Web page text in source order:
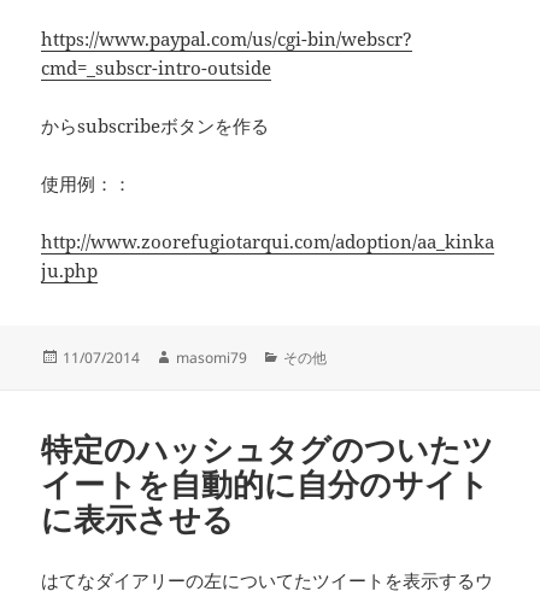
https://www.paypal.com/us/cgi-bin/webscr?
cmd=_subscr-intro-outside
からsubscribeボタンを作る
使用例：：
http://www.zoorefugiotarqui.com/adoption/aa_kinka
ju.php
投
11/07/2014
作
masomi79
カ
ー
その他
特定のハッシュタグのついたツ
イートを自動的に自分のサイト
に表示させる
はてなダイアリーの左についてたツイートを表示するウ